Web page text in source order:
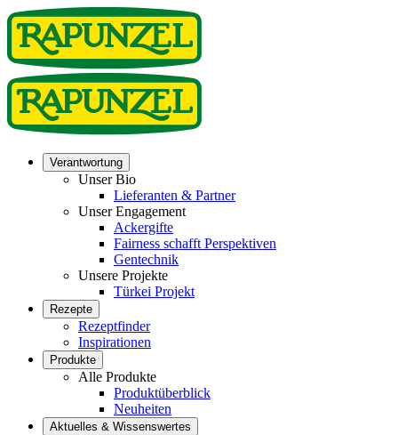
Verantwortung
Unser Bio
Lieferanten & Partner
Unser Engagement
Ackergifte
Fairness schafft Perspektiven
Gentechnik
Unsere Projekte
Türkei Projekt
Rezepte
Rezeptfinder
Inspirationen
Produkte
Alle Produkte
Produktüberblick
Neuheiten
Aktuelles & Wissenswertes